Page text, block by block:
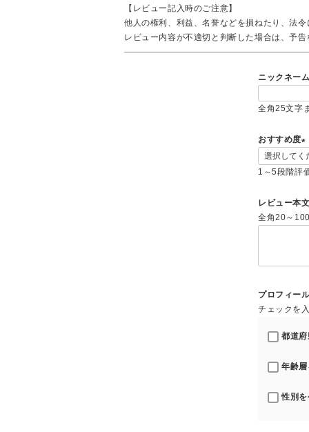
【レビュー記入時のご注意】
他人の権利、利益、名誉などを損ねたり、法
レビュー内容が不適切と判断した場合は、予
ニックネー
全角25文字
おすすめ度
(
)
1～5段階評
レビュー本
全角20～
プロフィー
チェックを
都道
年齢
性別